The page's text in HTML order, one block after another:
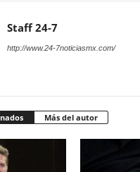
Staff 24-7
http://www.24-7noticiasmx.com/
Más del autor